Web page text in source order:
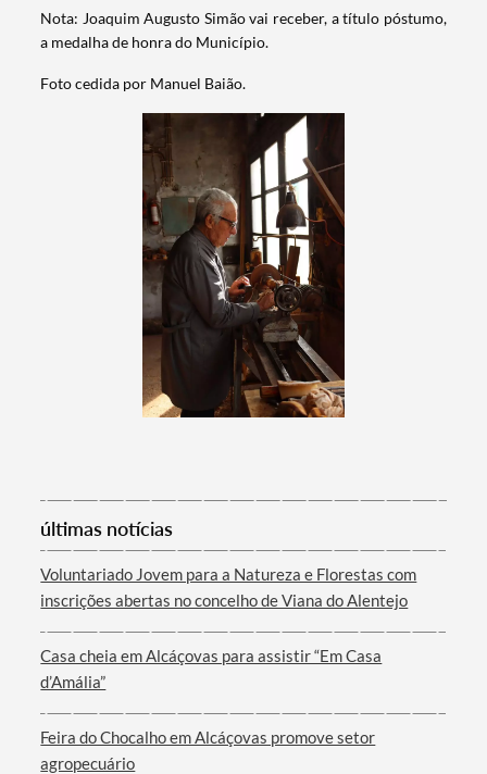
Termo de Pesquisa
Categorias gerais
Nota: Joaquim Augusto Simão vai receber, a título póstumo,
a medalha de honra do Município.
Foto cedida por Manuel Baião.
últimas notícias
Voluntariado Jovem para a Natureza e Florestas com
inscrições abertas no concelho de Viana do Alentejo
Casa cheia em Alcáçovas para assistir “Em Casa
d’Amália”
Feira do Chocalho em Alcáçovas promove setor
agropecuário